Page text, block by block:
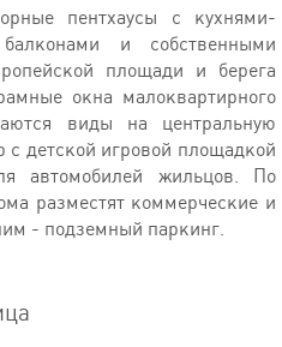
пентхаусы с кухнями-
и собственными
площади и берега
окна малоквартирного
виды на центральную
с детской игровой площадкой
автомобилей жильцов. По
разместят коммерческие и
- подземный паркинг.